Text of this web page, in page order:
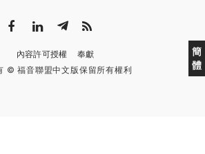
簡
體
內容許可授權
奉獻
© 福音聯盟中文版保留所有權利